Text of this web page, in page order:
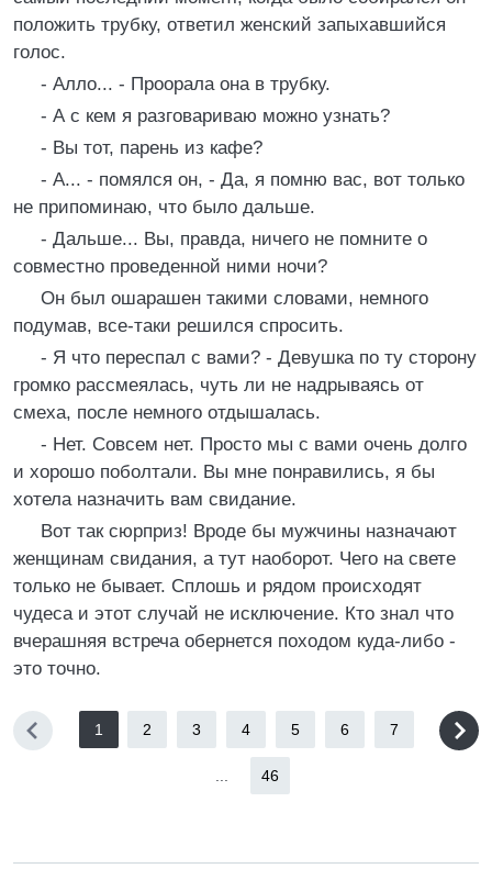
положить трубку, ответил женский запыхавшийся
голос.
- Алло... - Проорала она в трубку.
- А с кем я разговариваю можно узнать?
- Вы тот, парень из кафе?
- А... - помялся он, - Да, я помню вас, вот только
не припоминаю, что было дальше.
- Дальше... Вы, правда, ничего не помните о
совместно проведенной ними ночи?
Он был ошарашен такими словами, немного
подумав, все-таки решился спросить.
- Я что переспал с вами? - Девушка по ту сторону
громко рассмеялась, чуть ли не надрываясь от
смеха, после немного отдышалась.
- Нет. Совсем нет. Просто мы с вами очень долго
и хорошо поболтали. Вы мне понравились, я бы
хотела назначить вам свидание.
Вот так сюрприз! Вроде бы мужчины назначают
женщинам свидания, а тут наоборот. Чего на свете
только не бывает. Сплошь и рядом происходят
чудеса и этот случай не исключение. Кто знал что
вчерашняя встреча обернется походом куда-либо -
это точно.
1 2 3 4 5 6 7
46